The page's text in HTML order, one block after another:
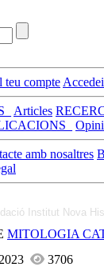
teu compte
Articles
amb nosaltres
Institut Nova
MITOLOGIA
3706